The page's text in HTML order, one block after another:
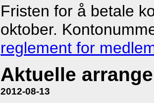
Fristen for å betale
oktober.
reglement for
Aktuelle
2012-08-13